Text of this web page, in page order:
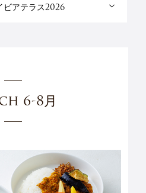
ビアテラス2026
6-8月